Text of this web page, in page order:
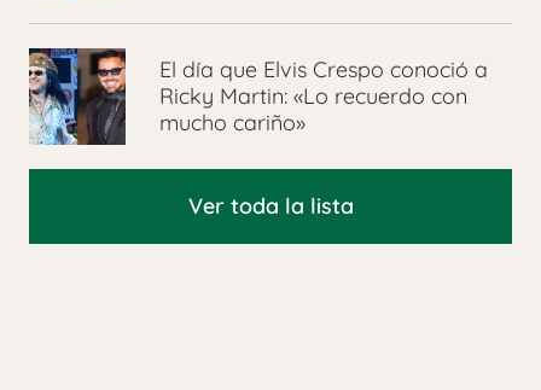
El día que Elvis Crespo conoció a
Ricky Martin: «Lo recuerdo con
mucho cariño»
Ver toda la lista